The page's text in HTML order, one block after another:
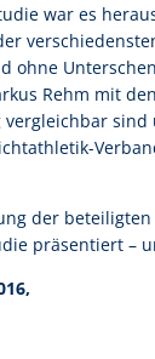
war es
ohne
Rehm mit
sind
der
präsentiert –